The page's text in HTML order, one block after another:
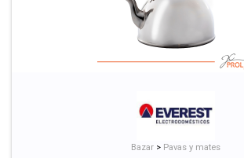
Bazar > Pavas y mates